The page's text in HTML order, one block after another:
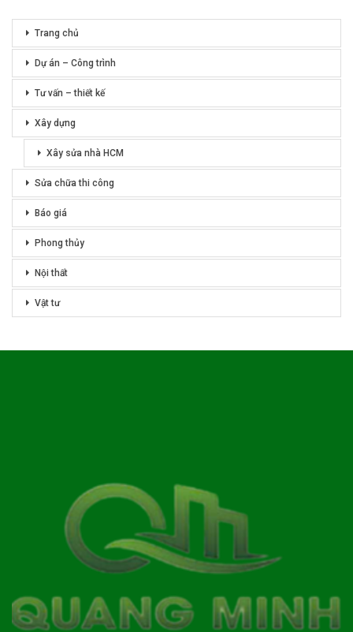
Trang chủ
Dự án – Công trình
Tư vấn – thiết kế
Xây dựng
Xây sửa nhà HCM
Sửa chữa thi công
Báo giá
Phong thủy
Nội thất
Vật tư